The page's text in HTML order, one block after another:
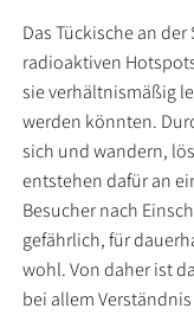
Das Tückische an
radioaktiven
sie verhältnismäßig
werden könnten.
sich und wandern,
entstehen dafür an
Besucher nach
gefährlich, für
wohl. Von daher ist
bei allem